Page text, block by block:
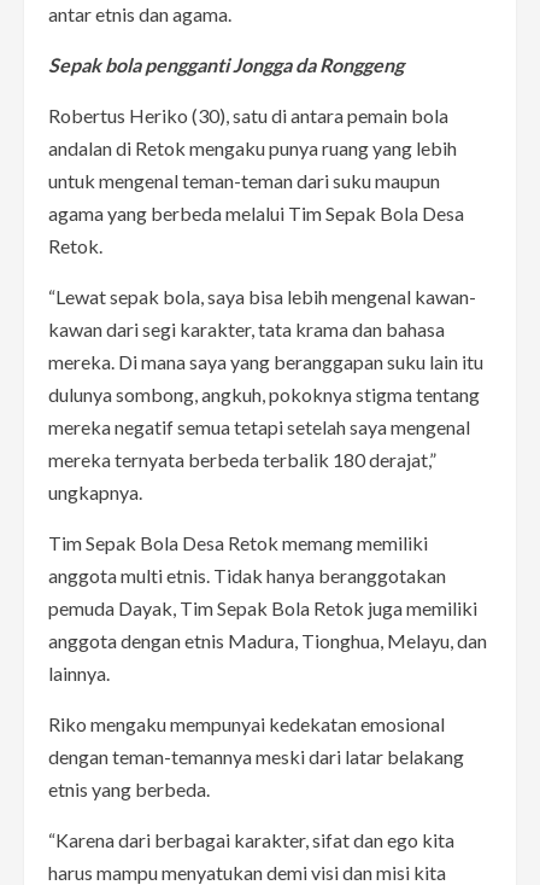
antar etnis dan agama.
Sepak bola pengganti Jongga da Ronggeng
Robertus Heriko (30), satu di antara pemain bola
andalan di Retok mengaku punya ruang yang lebih
untuk mengenal teman-teman dari suku maupun
agama yang berbeda melalui Tim Sepak Bola Desa
Retok.
“Lewat sepak bola, saya bisa lebih mengenal kawan-
kawan dari segi karakter, tata krama dan bahasa
mereka. Di mana saya yang beranggapan suku lain itu
dulunya sombong, angkuh, pokoknya stigma tentang
mereka negatif semua tetapi setelah saya mengenal
mereka ternyata berbeda terbalik 180 derajat,”
ungkapnya.
Tim Sepak Bola Desa Retok memang memiliki
anggota multi etnis. Tidak hanya beranggotakan
pemuda Dayak, Tim Sepak Bola Retok juga memiliki
anggota dengan etnis Madura, Tionghua, Melayu, dan
lainnya.
Riko mengaku mempunyai kedekatan emosional
dengan teman-temannya meski dari latar belakang
etnis yang berbeda.
“Karena dari berbagai karakter, sifat dan ego kita
harus mampu menyatukan demi visi dan misi kita